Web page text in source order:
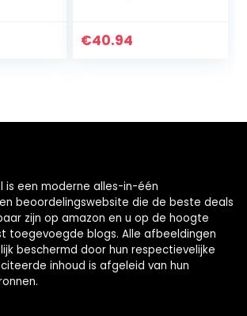
135
kliksysteem,
€40.94
is een moderne alles-in-één
beoordelingswebsite die de beste deals
zijn op amazon en u op de hoogte
toegevoegde blogs. Alle afbeeldingen
beschermd door hun respectievelijke
inhoud is afgeleid van hun